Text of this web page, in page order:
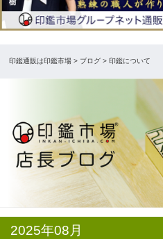
印鑑通販は印鑑市場 > ブログ > 印鑑について
2025年08月